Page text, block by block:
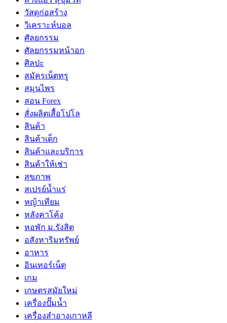
วัสดุก่อสร้าง
วิเคราะห์บอล
ศัลยกรรม
ศัลยกรรมหน้าอก
ศิลปะ
สมัครเน็ตทรู
สมุนไพร
สอน Forex
สั่งผลิตเสื้อโปโล
สินค้า
สินค้าเด็ก
สินค้าและบริการ
สินค้าให้เช่า
สุขภาพ
สเปรย์น้ำแร่
หญ้าเทียม
หลังคาโค้ง
หอพัก ม.รังสิต
อสังหาริมทรัพย์
อาหาร
อินเทอร์เน็ต
เกม
เกษตรสมัยใหม่
เครื่องปั๊มน้ำ
เครื่องสำอางเกาหลี